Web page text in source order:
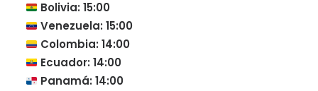
Bolivia: 15:00
Venezuela: 15:00
Colombia: 14:00
Ecuador: 14:00
Panamá: 14:00